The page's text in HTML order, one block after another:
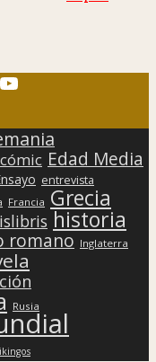
cómic Edad Media
entrevista
Francia Grecia
historia
romano Inglaterra
Rusia